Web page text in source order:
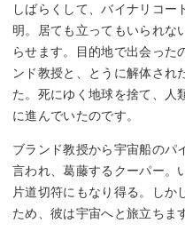
しばらくして、バイナリコー
明。居ても立ってもいられな
らせます。目的地で出会った
ンド教授と、とうに解体され
た。死にゆく地球を捨て、人
に進んでいたのです。
ブランド教授から宇宙船のパ
言われ、葛藤するクーパー。
片道切符にもなり得る。しか
ため、彼は宇宙へと旅立ちま